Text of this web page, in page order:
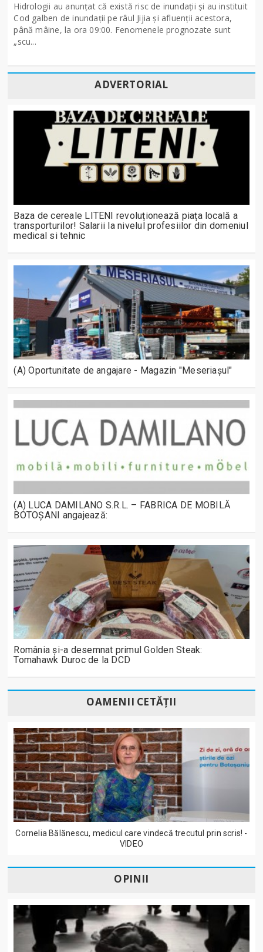
Hidrologii au anunțat că există risc de inundații și au instituit
Cod galben de inundații pe râul Jijia și afluenții acestora,
până mâine, la ora 09:00. Fenomenele prognozate sunt
„scu...
ADVERTORIAL
Baza de cereale LITENI revoluționează piața locală a
transporturilor! Salarii la nivelul profesiilor din domeniul
medical si tehnic
(A) Oportunitate de angajare - Magazin "Meseriașul"
(A) LUCA DAMILANO S.R.L. – FABRICA DE MOBILĂ
BOTOȘANI angajează:
România și-a desemnat primul Golden Steak:
Tomahawk Duroc de la DCD
OAMENII CETĂȚII
Cornelia Bălănescu, medicul care vindecă trecutul prin scris! -
VIDEO
OPINII